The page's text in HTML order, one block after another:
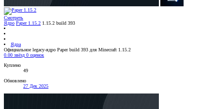
Смотреть
Ядро Paper 1.15.2 1.15.2 build 393
Ядра
Официальное legacy-ядро Paper build 393 для Minecraft 1.15.2
0.00 звёзд 0 оценок
Куплено
49
Обновлено
27 Дек 2025